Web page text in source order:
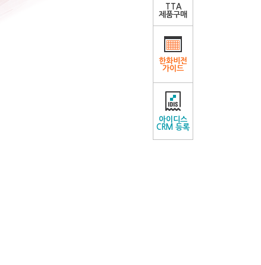
TTA
제품구매
한화비전
가이드
아이디스
CRM 등록